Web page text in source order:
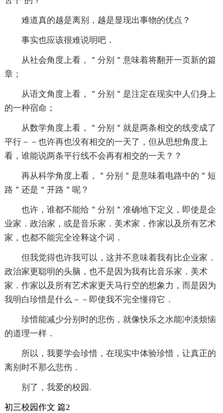
难道真的越是离别，越是显现出事物的优点？
事实也应该很难说明吧．
从社会角度上看，＂分别＂意味着将翻开一页新的篇
章；
从语文角度上看，＂分别＂是注定在现实中人们身上
的一种宿命；
从数学角度上看，＂分别＂就是两条相交的线变成了
平行－－也许再也没有相交的一天了，但从思想角度上
看，谁能说两条平行线不会再有相交的一天？？
再从科学角度上看，＂分别＂是意味着电路中的＂短
路＂还是＂开路＂呢？
也许，谁都不能给＂分别＂准确地下定义，即使是企
业家．政治家，或是音乐家．美术家．作家以及所有艺术
家，也都不能完全诠释这个词．
但我觉得也许我可以，这并不意味着我有比企业家．
政治家更聪明的头脑，也不是因为我有比音乐家．美术
家．作家以及所有艺术家更天马行空的想象力，而是因为
我明白珍惜是什么－－即使我不完全懂得它．
珍惜能减少分别时的悲伤，就像快乐之水能冲淡烦恼
的道理一样．
所以，我要学会珍惜，在现实中体验珍惜，让真正的
离别时不那么悲伤．
别了，我爱的校园.
初三校园作文 篇2